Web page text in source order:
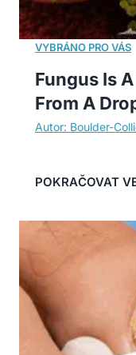
Fungus Is
From A